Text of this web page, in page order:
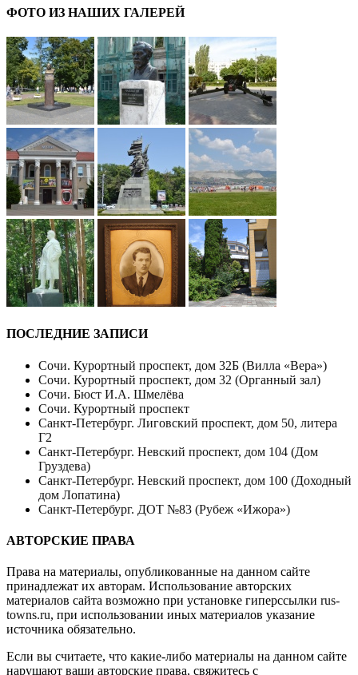
ФОТО ИЗ НАШИХ ГАЛЕРЕЙ
ПОСЛЕДНИЕ ЗАПИСИ
Сочи. Курортный проспект, дом 32Б (Вилла «Вера»)
Сочи. Курортный проспект, дом 32 (Органный зал)
Сочи. Бюст И.А. Шмелёва
Сочи. Курортный проспект
Санкт-Петербург. Лиговский проспект, дом 50, литера
Г2
Санкт-Петербург. Невский проспект, дом 104 (Дом
Груздева)
Санкт-Петербург. Невский проспект, дом 100 (Доходный
дом Лопатина)
Санкт-Петербург. ДОТ №83 (Рубеж «Ижора»)
АВТОРСКИЕ ПРАВА
Права на материалы, опубликованные на данном сайте
принадлежат их авторам. Использование авторских
материалов сайта возможно при установке гиперссылки rus-
towns.ru, при использовании иных материалов указание
источника обязательно.
Если вы считаете, что какие-либо материалы на данном сайте
нарушают ваши авторские права, свяжитесь с